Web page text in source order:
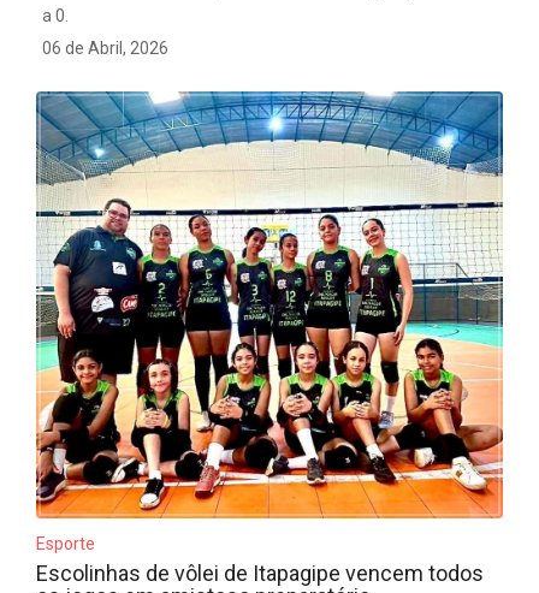
a 0.
06 de Abril, 2026
Esporte
Escolinhas de vôlei de Itapagipe vencem todos